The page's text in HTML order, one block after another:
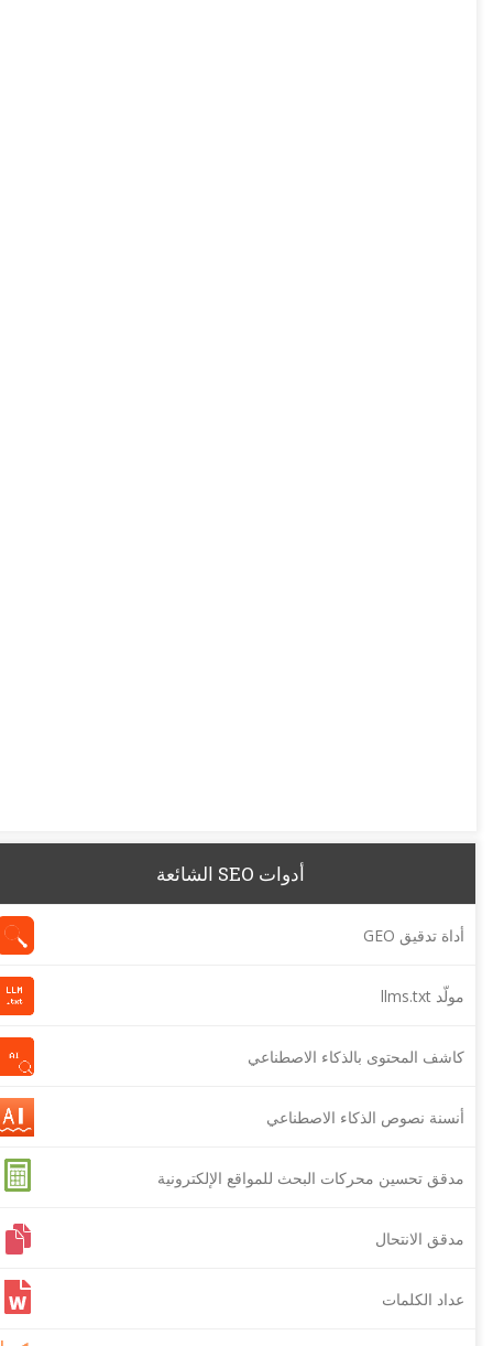
أدوات SEO الشائعة
أداة تدقيق GEO
مولّد llms.txt
كاشف المحتوى بالذكاء الاصطناعي
أنسنة نصوص الذكاء الاصطناعي
مدقق تحسين محركات البحث للمواقع الإلكترونية
مدقق الانتحال
عداد الكلمات